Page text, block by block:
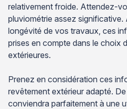
relativement froide. Attendez-
pluviométrie assez significative.
longévité de vos travaux, ces
prises en compte dans le choix
extérieures.
Prenez en considération ces
revêtement extérieur adapté.
conviendra parfaitement à une